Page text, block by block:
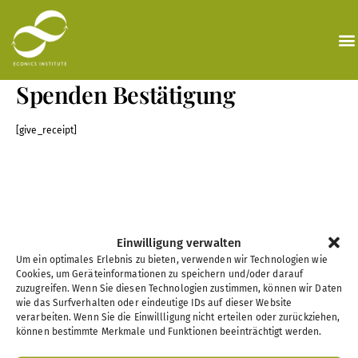
Einwilligung verwalten
Um ein optimales Erlebnis zu bieten, verwenden wir Technologien wie
Cookies, um Geräteinformationen zu speichern und/oder darauf
zuzugreifen. Wenn Sie diesen Technologien zustimmen, können wir Daten
wie das Surfverhalten oder eindeutige IDs auf dieser Website
verarbeiten. Wenn Sie die Einwillligung nicht erteilen oder zurückziehen,
können bestimmte Merkmale und Funktionen beeinträchtigt werden.
springen
Spenden Bestätigung
[give_receipt]